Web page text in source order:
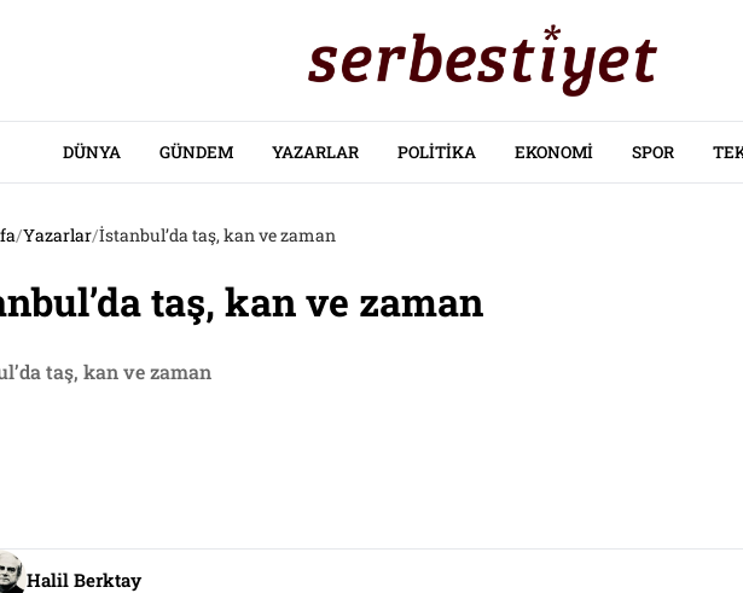
DÜNYA GÜNDEM YAZARLAR POLITIKA EKONOMI SPOR
/Yazarlar/İstanbul’da taş, kan ve zaman
taş, kan ve zaman
taş, kan ve zaman
Halil Berktay